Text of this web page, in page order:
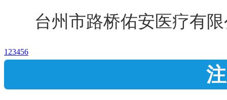
台州市路桥佑安医疗有
1 23456